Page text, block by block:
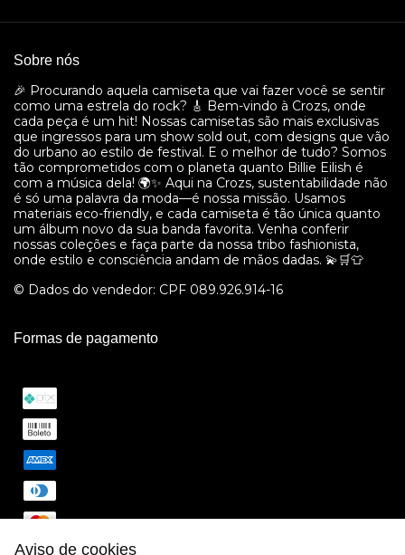
Aviso de cookies
Sobre nós
🎉 Procurando aquela camiseta que vai fazer você se sentir
como uma estrela do rock? 🎸 Bem-vindo à Crozs, onde
cada peça é um hit! Nossas camisetas são mais exclusivas
que ingressos para um show sold out, com designs que vão
do urbano ao estilo de festival. E o melhor de tudo? Somos
tão comprometidos com o planeta quanto Billie Eilish é
com a música dela! 🌍✨ Aqui na Crozs, sustentabilidade não
é só uma palavra da moda—é nossa missão. Usamos
materiais eco-friendly, e cada camiseta é tão única quanto
um álbum novo da sua banda favorita. Venha conferir
nossas coleções e faça parte da nossa tribo fashionista,
onde estilo e consciência andam de mãos dadas. 💫🛒👕
© Dados do vendedor: CPF 089.926.914-16
Formas de pagamento